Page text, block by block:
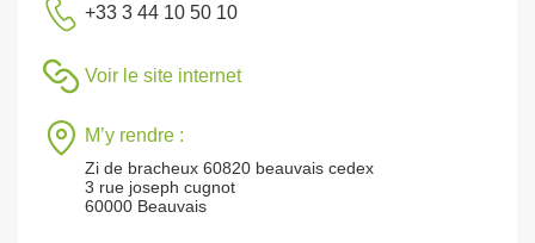
+33 3 44 10 50 10
Voir le site internet
M’y rendre :
Zi de bracheux 60820 beauvais cedex
3 rue joseph cugnot
60000 Beauvais